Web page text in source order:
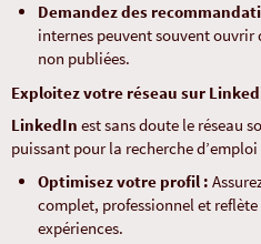
Demandez des
internes peuvent souvent ouvrir
non publiées.
Exploitez votre réseau sur
LinkedIn est sans doute le réseau
puissant pour la recherche d’emploi
Optimisez votre profil :
complet, professionnel et
expériences.